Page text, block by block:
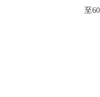
至